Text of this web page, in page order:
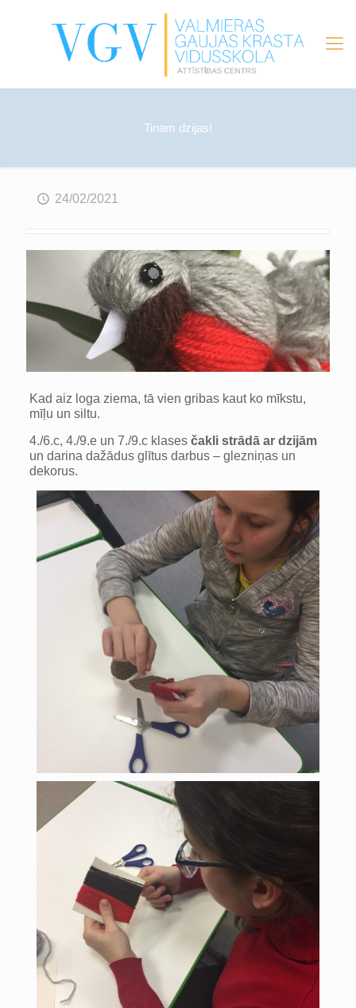
Tinam dzijas!
24/02/2021
Kad aiz loga ziema, tā vien gribas kaut ko mīkstu,
mīļu un siltu.
4./6.c, 4./9.e un 7./9.c klases čakli strādā ar dzijām
un darina dažādus glītus darbus – glezniņas un
dekorus.